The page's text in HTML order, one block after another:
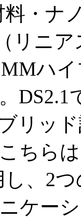
料・ナ
リニ
ハ
リッ
ちら
、2
ケー